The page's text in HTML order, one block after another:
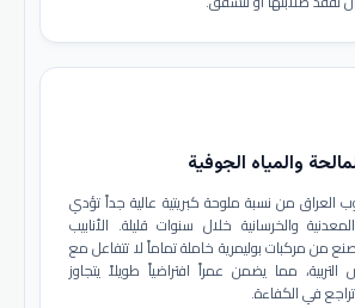
والمياه الجوفية
العراق من نسبة ملوحة كبريتية عالية جداً تؤدي
والخرسانية خلال سنوات قليلة. الأنابيب
تصنع من مركبات بوليمرية خاملة تماماً لا تتفاعل مع
التربية، مما يضمن عمراً افتراضياً طويلاً يتجاوز
في الكفاءة.